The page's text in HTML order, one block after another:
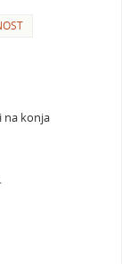
na konja